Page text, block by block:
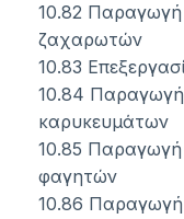
10.82
ζαχαρωτών
10.83
10.84
καρυκευμάτων
10.85 Παραγωγή
φαγητών
10.86 Παραγωγή